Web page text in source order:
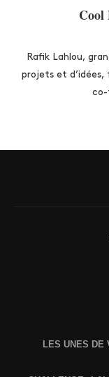
Cool
Rafik Lahlou,
projets et d’idées,
co-
LES UNES DE